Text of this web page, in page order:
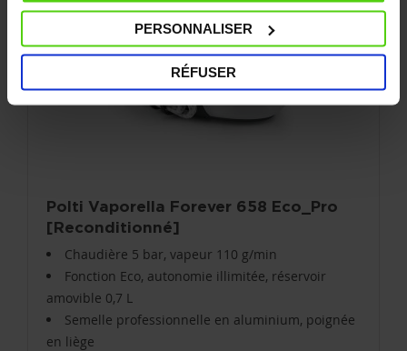
PERSONNALISER
RÉFUSER
Polti Vaporella Forever 658 Eco_Pro
[Reconditionné]
Chaudière 5 bar, vapeur 110 g/min
Fonction Eco, autonomie illimitée, réservoir
amovible 0,7 L
Semelle professionnelle en aluminium, poignée
en liège